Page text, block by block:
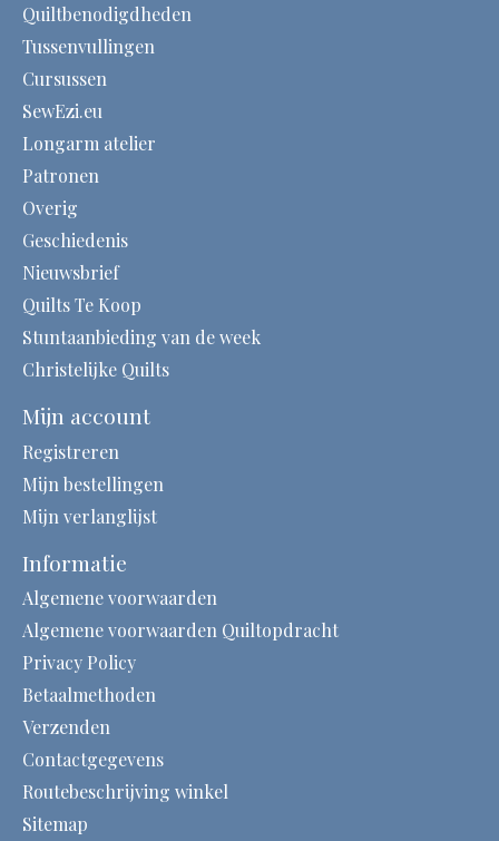
Quiltbenodigdheden
Tussenvullingen
Cursussen
SewEzi.eu
Longarm atelier
Patronen
Overig
Geschiedenis
Nieuwsbrief
Quilts Te Koop
Stuntaanbieding van de week
Christelijke Quilts
Mijn account
Registreren
Mijn bestellingen
Mijn verlanglijst
Informatie
Algemene voorwaarden
Algemene voorwaarden Quiltopdracht
Privacy Policy
Betaalmethoden
Verzenden
Contactgegevens
Routebeschrijving winkel
Sitemap